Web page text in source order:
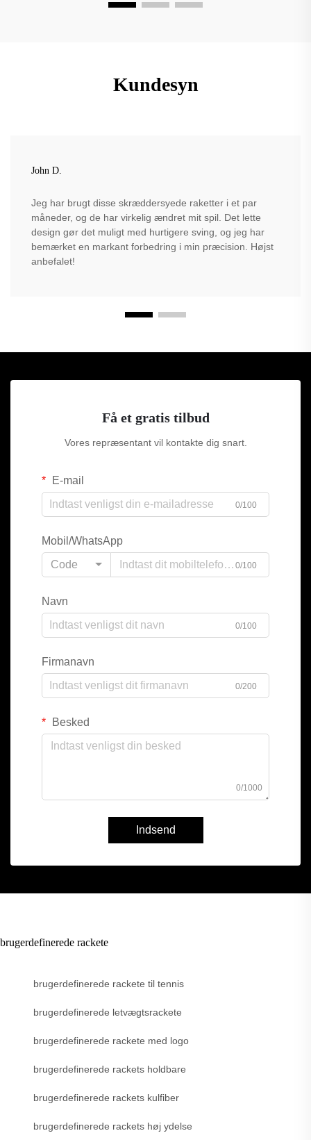
Kundesyn
John D.
Jeg har brugt disse skræddersyede raketter i et par
måneder, og de har virkelig ændret mit spil. Det lette
design gør det muligt med hurtigere sving, og jeg har
bemærket en markant forbedring i min præcision. Højst
anbefalet!
Få et gratis tilbud
Vores repræsentant vil kontakte dig snart.
E-mail
0/100
Mobil/WhatsApp
Code
0/100
Navn
0/100
Firmanavn
0/200
Besked
0/1000
Indsend
brugerdefinerede rackete
brugerdefinerede rackete til tennis
brugerdefinerede letvægtsrackete
brugerdefinerede rackete med logo
brugerdefinerede rackets holdbare
brugerdefinerede rackets kulfiber
brugerdefinerede rackets høj ydelse